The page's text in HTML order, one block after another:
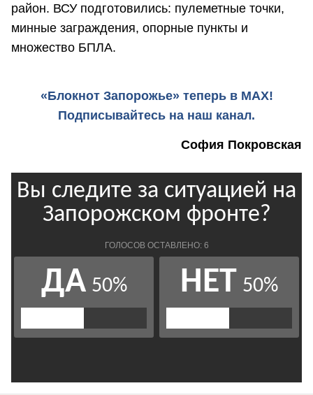
район. ВСУ подготовились: пулеметные точки,
минные заграждения, опорные пункты и
множество БПЛА.
«Блокнот Запорожье» теперь в MAX!
Подписывайтесь на наш канал.
София Покровская